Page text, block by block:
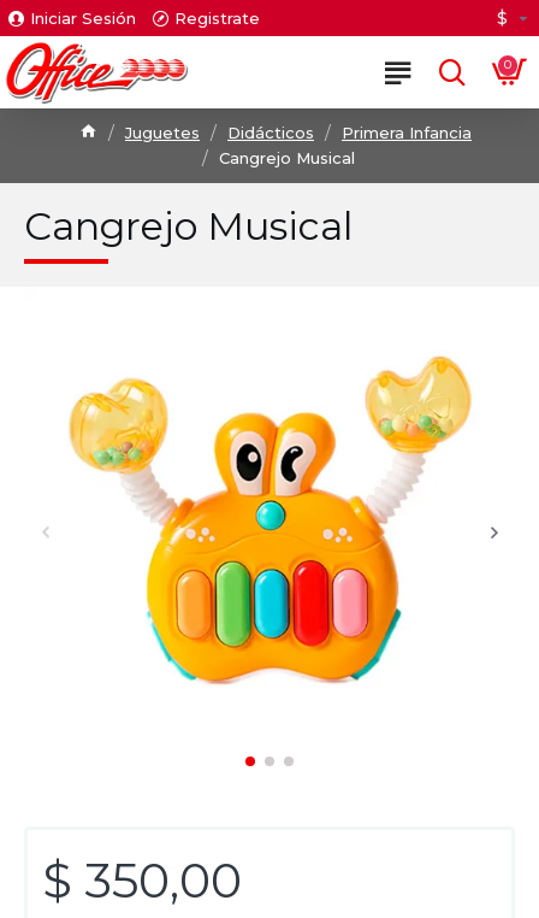
Iniciar Sesión Registrate $
0
Juguetes Didácticos
Primera Infancia
Cangrejo Musical
Cangrejo Musical
$ 350,00